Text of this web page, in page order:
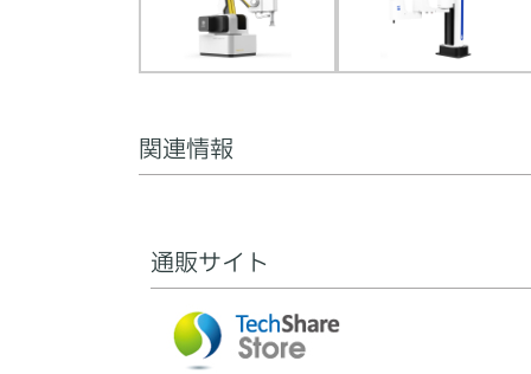
関連情報
通販サイト